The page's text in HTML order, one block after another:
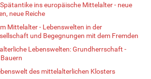
ins europäische Mittelalter - neue
neue Reiche
Mittelalter - Lebenswelten in der
und Begegnungen mit dem Fremden
Lebenswelten: Grundherrschaft -
des mittelalterlichen Klosters